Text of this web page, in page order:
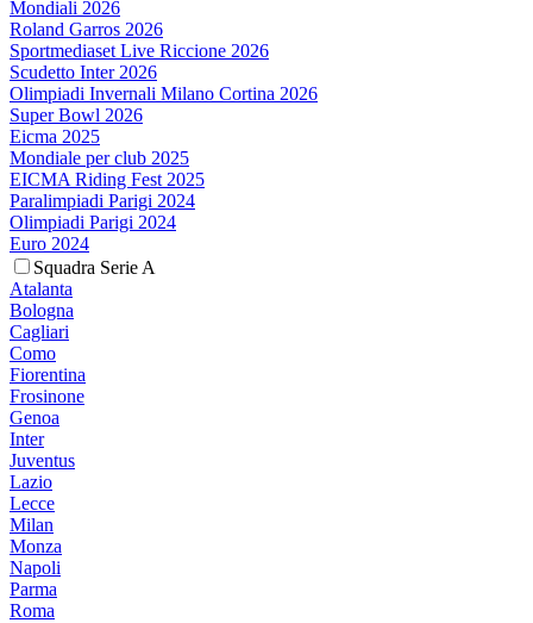
Mondiali 2026
Roland Garros 2026
Sportmediaset Live Riccione 2026
Scudetto Inter 2026
Olimpiadi Invernali Milano Cortina 2026
Super Bowl 2026
Eicma 2025
Mondiale per club 2025
EICMA Riding Fest 2025
Paralimpiadi Parigi 2024
Olimpiadi Parigi 2024
Euro 2024
Squadra Serie A
Atalanta
Bologna
Cagliari
Como
Fiorentina
Frosinone
Genoa
Inter
Juventus
Lazio
Lecce
Milan
Monza
Napoli
Parma
Roma